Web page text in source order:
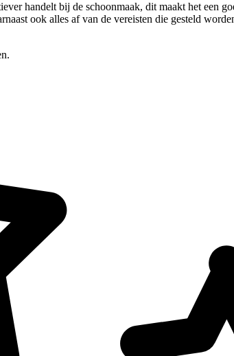
handelt bij de schoonmaak, dit maakt het een
ook alles af van de vereisten die gesteld